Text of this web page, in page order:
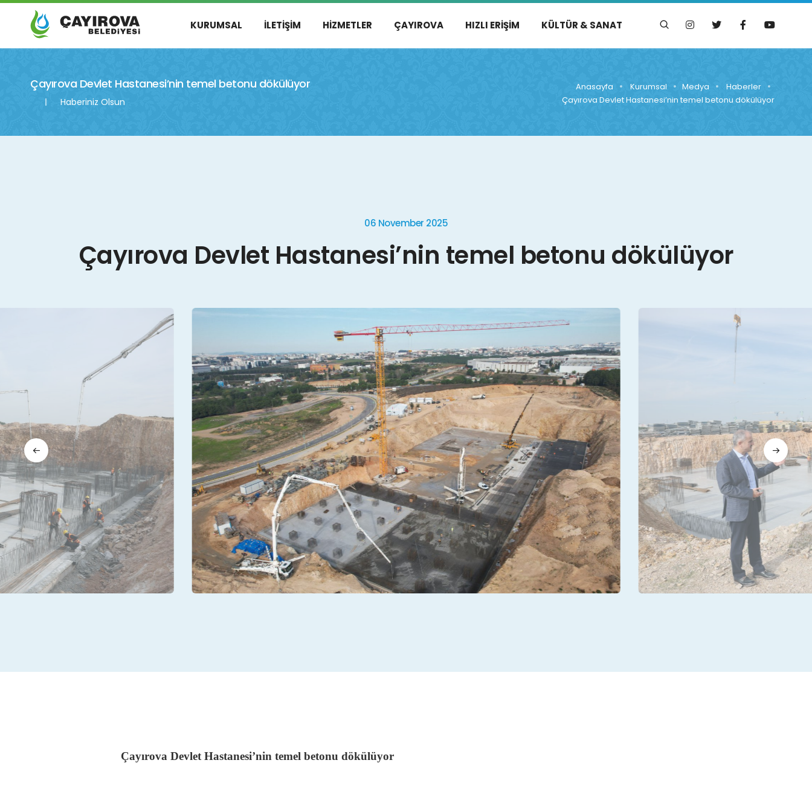
KURUMSAL İLETIŞIM HIZMETLER ÇAYIROVA HIZLI ERIŞIM KÜLTÜR & SANAT
Çayırova Devlet Hastanesi’nin temel betonu dökülüyor
Haberiniz Olsun
Anasayfa Kurumsal Medya
Haberler
Çayırova Devlet Hastanesi’nin temel betonu dökülüyor
06 November 2025
Çayırova Devlet Hastanesi’nin temel betonu dökülüyor
Çayırova Devlet Hastanesi’nin temel betonu dökülüyor